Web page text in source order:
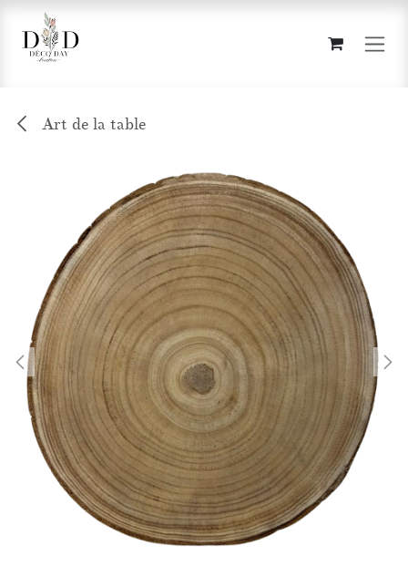
Se rendre au contenu
Art de la table